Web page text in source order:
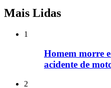
Mais Lidas
1
Homem morre
acidente de
2